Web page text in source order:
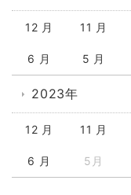
12 月 11 月
6 月 5 月
2023年
12 月 11 月
6 月 5月